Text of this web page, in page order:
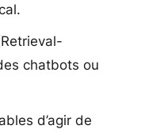
chatbots ou
d’agir de